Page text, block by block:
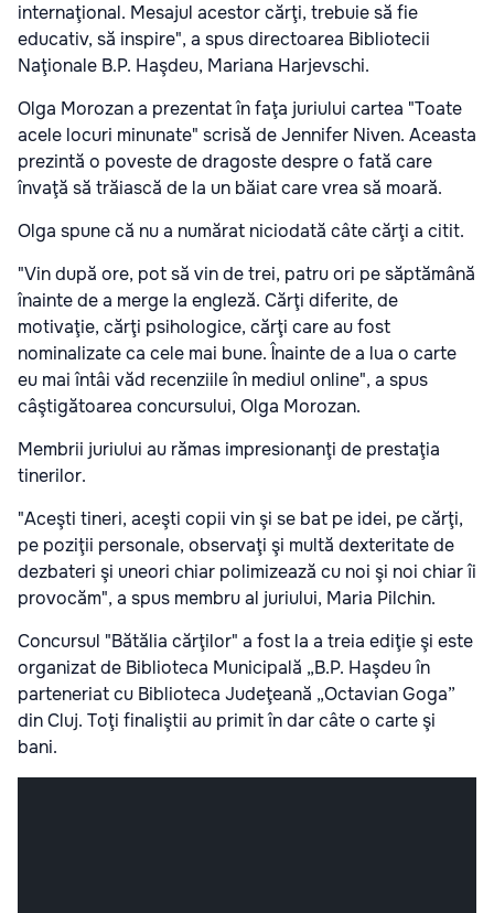
internaţional. Mesajul acestor cărţi, trebuie să fie
educativ, să inspire", a spus directoarea Bibliotecii
Naţionale B.P. Haşdeu, Mariana Harjevschi.
Olga Morozan a prezentat în faţa juriului cartea "Toate
acele locuri minunate" scrisă de Jennifer Niven. Aceasta
prezintă o poveste de dragoste despre o fată care
învaţă să trăiască de la un băiat care vrea să moară.
Olga spune că nu a numărat niciodată câte cărţi a citit.
"Vin după ore, pot să vin de trei, patru ori pe săptămână
înainte de a merge la engleză. Cărţi diferite, de
motivaţie, cărţi psihologice, cărţi care au fost
nominalizate ca cele mai bune. Înainte de a lua o carte
eu mai întâi văd recenziile în mediul online", a spus
câştigătoarea concursului, Olga Morozan.
Membrii juriului au rămas impresionanţi de prestaţia
tinerilor.
"Aceşti tineri, aceşti copii vin şi se bat pe idei, pe cărţi,
pe poziţii personale, observaţi şi multă dexteritate de
dezbateri şi uneori chiar polimizează cu noi şi noi chiar îi
provocăm", a spus membru al juriului, Maria Pilchin.
Concursul "Bătălia cărţilor" a fost la a treia ediţie şi este
organizat de Biblioteca Municipală „B.P. Haşdeu în
parteneriat cu Biblioteca Judeţeană „Octavian Goga”
din Cluj. Toţi finaliştii au primit în dar câte o carte şi
bani.